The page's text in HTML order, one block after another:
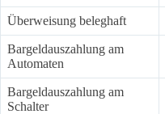
Überweisung beleghaft
Bargeldauszahlung am
Automaten
Bargeldauszahlung am
Schalter